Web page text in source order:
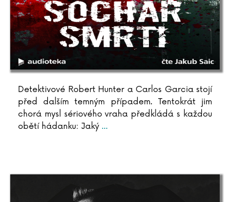
Detektivové Robert Hunter a Carlos Garcia stojí
před dalším temným případem. Tentokrát jim
chorá mysl sériového vraha předkládá s každou
obětí hádanku: Jaký ...